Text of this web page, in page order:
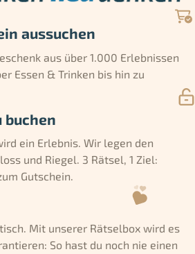
aussuchen
aus über 1.000 Erlebnissen
Essen & Trinken bis hin zu
buchen
ein Erlebnis. Wir legen den
und Riegel. 3 Rätsel, 1 Ziel:
Gutschein.
Mit unserer Rätselbox wird es
So hast du noch nie einen